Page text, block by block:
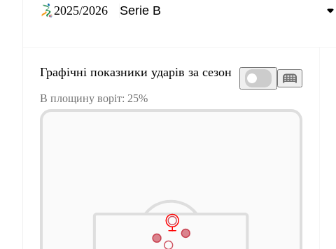
2025/2026
Графічні показники ударів за сезон
В площину воріт: 25%